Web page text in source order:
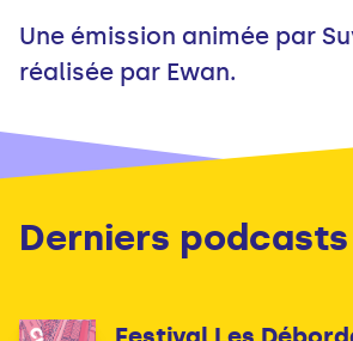
Une émission animée par
réalisée par Ewan.
Derniers podcasts